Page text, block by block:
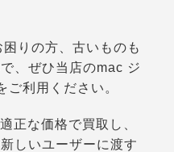
りの方、古いものも
、ぜひ当店のmac ジ
ご利用ください。
正な価格で買取し、
しいユーザーに渡す